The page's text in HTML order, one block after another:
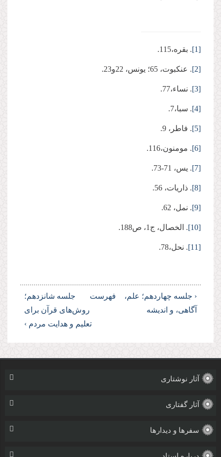
[1]. بقره،115.
[2]. عنکبوت، 65؛ یونس، 22و23.
[3]. نساء،77.
[4]. سبا،7.
[5]. فاطر، 9.
[6]. مومنون،116.
[7]. یس، 71-73.
[8]. ذاریات، 56.
[9]. نمل، 62.
[10]. الخصال، ج1، ص188.
[11]. نحل،78.
‹ جلسه چهاردهم؛ علم،
آگاهی، و اندیشه
فهرست
جلسه شانزدهم؛
روش‌های قرآن برای
تعلیم و هدایت مردم ›
آثار نوشتاری
آثار گفتاری
سفرها و دیدارها